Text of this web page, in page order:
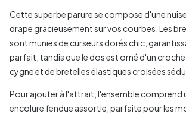
Cette superbe parure se compose d'une
drape gracieusement sur vos courbes. Les
sont munies de curseurs dorés chic,
parfait, tandis que le dos est orné d'un
cygne et de bretelles élastiques croisées
Pour ajouter à l'attrait, l'ensemble comprend
encolure fendue assortie, parfaite pour les